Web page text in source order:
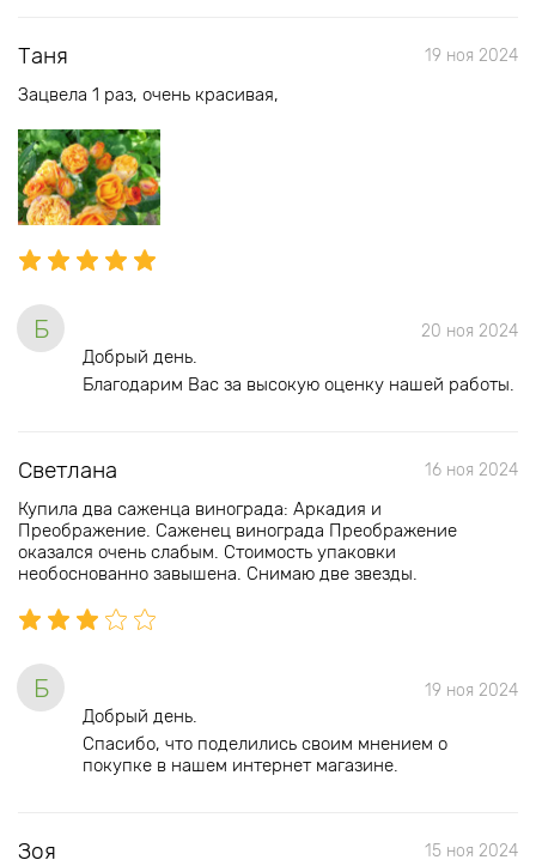
Таня 19 ноя 2024
Зацвела 1 раз, очень красивая,
Б 20 ноя 2024
Добрый день.
Благодарим Вас за высокую оценку нашей работы.
Светлана 16 ноя 2024
Купила два саженца винограда: Аркадия и
Преображение. Саженец винограда Преображение
оказался очень слабым. Стоимость упаковки
необоснованно завышена. Снимаю две звезды.
Б 19 ноя 2024
Добрый день.
Спасибо, что поделились своим мнением о
покупке в нашем интернет магазине.
Зоя 15 ноя 2024